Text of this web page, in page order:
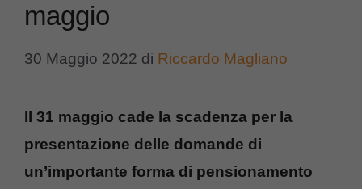
maggio
30 Maggio 2022 di Riccardo Magliano
Il 31 maggio cade la scadenza per la
presentazione delle domande di
un’importante forma di pensionamento